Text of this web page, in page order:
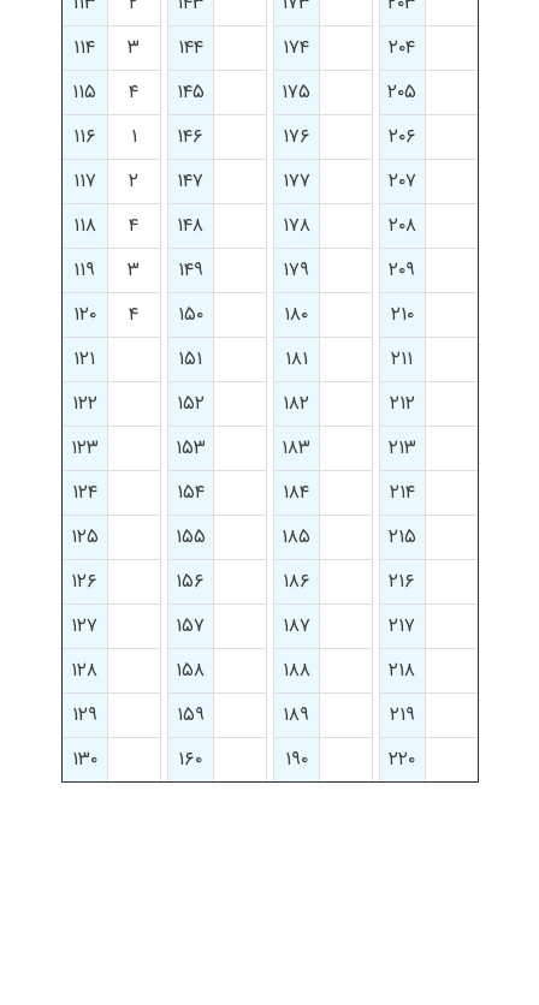
۲۰۴
۱۷۴ ۱۴۴ ۳
۱۱۴
۲۰۵
۱۷۵ ۱۴۵ ۴
۱۱۵
۲۰۶
۱۷۶ ۱۴۶ ۱
۱۱۶
۲۰۷
۱۷۷ ۱۴۷ ۲
۱۱۷
۲۰۸
۱۷۸ ۱۴۸ ۴
۱۱۸
۲۰۹
۱۷۹ ۱۴۹ ۳
۱۱۹
۲۱۰
۱۸۰ ۱۵۰ ۴
۱۲۰
۲۱۱
۱۸۱ ۱۵۱
۱۲۱
۲۱۲
۱۸۲ ۱۵۲
۱۲۲
۲۱۳
۱۸۳ ۱۵۳
۱۲۳
۲۱۴
۱۸۴ ۱۵۴
۱۲۴
۲۱۵
۱۸۵ ۱۵۵
۱۲۵
۲۱۶
۱۸۶ ۱۵۶
۱۲۶
۲۱۷
۱۸۷ ۱۵۷
۱۲۷
۲۱۸
۱۸۸ ۱۵۸
۱۲۸
۲۱۹
۱۸۹ ۱۵۹
۱۲۹
۲۲۰
۱۹۰ ۱۶۰ ۱۳۰